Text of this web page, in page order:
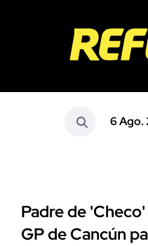
6 Ago.
Padre de
GP de Cancún